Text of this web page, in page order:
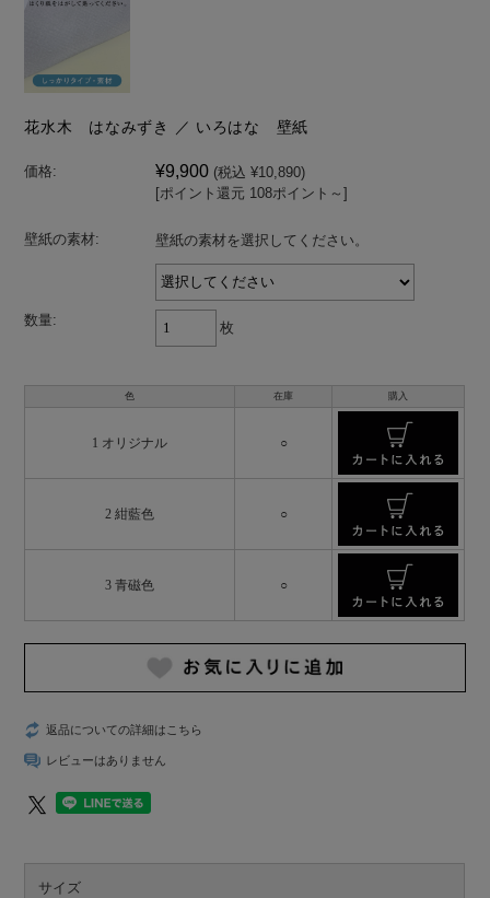
花水木 はなみずき ／ いろはな 壁紙
価格: ¥9,900 (税込 ¥10,890)
[ポイント還元 108ポイント～]
壁紙の素材: 壁紙の素材を選択してください。
数量: 枚
色 在庫 購入
1 オリジナル ○
2 紺藍色 ○
3 青磁色 ○
返品についての詳細はこちら
レビューはありません
サイズ